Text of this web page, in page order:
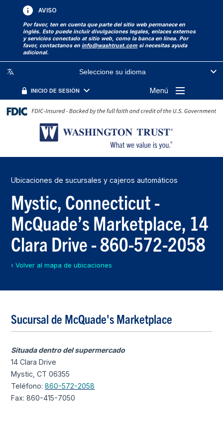
AVISO
Por favor, ten en cuenta que parte del sitio web permanece en
inglés. Esto puede incluir divulgaciones legales, enlaces externos
y servicios conectado at sitio web, como la banca en línea. Por
favor, contactanos eninfo@washtrust.com si necesitas ayuda
adicional.
Seleccione su idioma
INICIO DE SESIÓN Menú
Ubicaciones de sucursales y cajeros automáticos
Mystic, Connecticut -
McQuade’s Marketplace, 14
Clara Drive - 860-572-2058
‹ Volver al mapa de ubicaciones
Sucursal de McQuade's Marketplace
Situada dentro del supermercado
14 Clara Drive
Mystic, CT 06355
Teléfono:860-572-2058
Fax: 860-415-7050